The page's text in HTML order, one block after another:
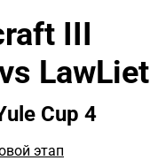
III
LawLiet
Cup 4
этап